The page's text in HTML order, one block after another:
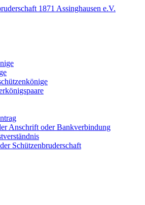
1871 Assinghausen e.V.
Anschrift oder Bankverbindung
Schützenbruderschaft